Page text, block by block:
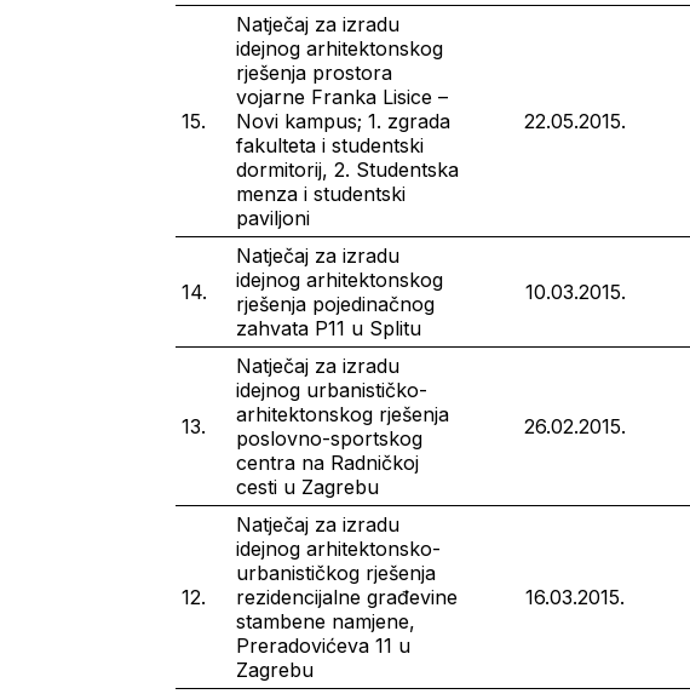
15.
Natječaj za izradu
idejnog arhitektonskog
rješenja prostora
vojarne Franka Lisice –
Novi kampus; 1. zgrada
fakulteta i studentski
dormitorij, 2. Studentska
menza i studentski
paviljoni
22.05.2015.
14.
Natječaj za izradu
idejnog arhitektonskog
rješenja pojedinačnog
zahvata P11 u Splitu
10.03.2015.
13.
Natječaj za izradu
idejnog urbanističko-
arhitektonskog rješenja
poslovno-sportskog
centra na Radničkoj
cesti u Zagrebu
26.02.2015.
12.
Natječaj za izradu
idejnog arhitektonsko-
urbanističkog rješenja
rezidencijalne građevine
stambene namjene,
Preradovićeva 11 u
Zagrebu
16.03.2015.